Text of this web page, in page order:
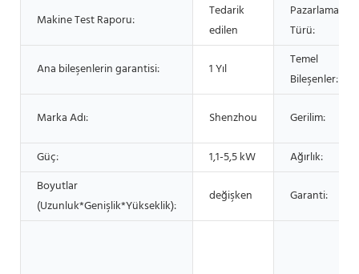
Makine Test Raporu:
Tedarik
edilen
Pazarlama
Türü:
Ana bileşenlerin garantisi: 1 Yıl
Temel
Bileşenler:
Marka Adı: Shenzhou Gerilim:
Güç: 1,1-5,5 kW
Ağırlık:
Boyutlar
(Uzunluk*Genişlik*Yükseklik):
değişken Garanti: